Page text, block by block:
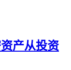
产从投资